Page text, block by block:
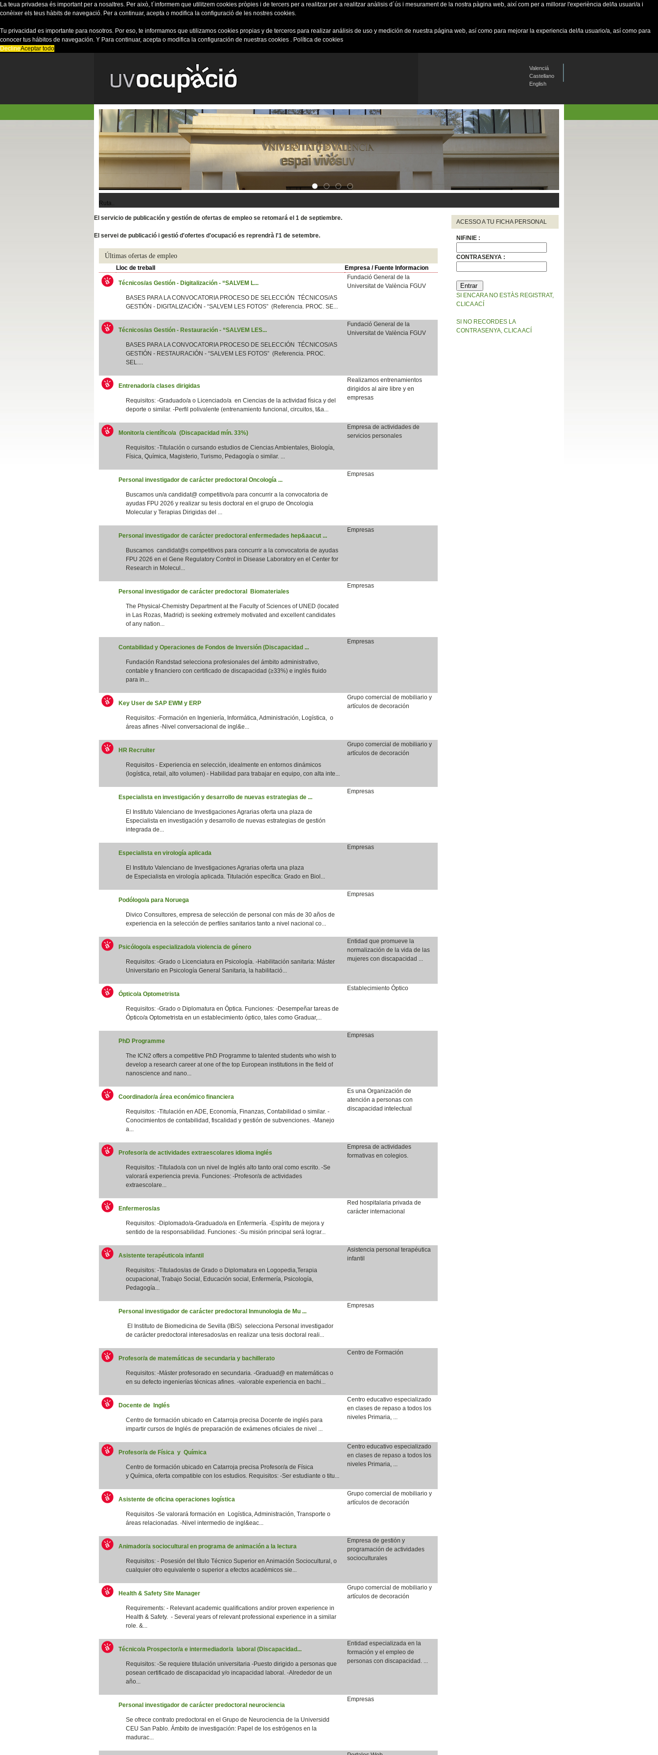
La teua privadesa és important per a nosaltres. Per això, t´informem que utilitzem cookies pròpies i de tercers per a realitzar per a realitzar anàlisis d´ús i mesurament de la nostra pàgina web, així com per a millorar l'experiència del/la usuari/a i
conèixer els teus hàbits de navegació. Per a continuar, acepta o modifica la configuració de les nostres cookies.
Tu privacidad es importante para nosotros. Por eso, te informamos que utilizamos cookies propias y de terceros para realizar análisis de uso y medición de nuestra página web, así como para mejorar la experiencia del/la usuario/a, así como para
conocer tus hábitos de navegación. Y Para continuar, acepta o modifica la configuración de nuestras cookies . Política de cookies
DeclineAceptar todo
Valenciá
Castellano
English
Ruta..
ACESSO A TU FICHA PERSONAL
NIF/NIE :
CONTRASENYA :
SI ENCARA NO ESTÀS REGISTRAT,
CLICA ACÍ
SI NO RECORDES LA
CONTRASENYA, CLICA ACÍ
El servicio de publicación y gestión de ofertas de empleo se retomará el 1 de septiembre.
El servei de publicació i gestió d'ofertes d'ocupació es reprendrà l'1 de setembre.
Últimas ofertas de empleo
Lloc de treball Empresa / Fuente Informacion
Técnicos/as Gestión - Digitalización - “SALVEM L...
BASES PARA LA CONVOCATORIA PROCESO DE SELECCIÓN TÉCNICOS/AS
GESTIÓN - DIGITALIZACIÓN - “SALVEM LES FOTOS” (Referencia. PROC. SE...
Fundació General de la
Universitat de València FGUV
Técnicos/as Gestión - Restauración - “SALVEM LES...
BASES PARA LA CONVOCATORIA PROCESO DE SELECCIÓN TÉCNICOS/AS
GESTIÓN - RESTAURACIÓN - “SALVEM LES FOTOS” (Referencia. PROC.
SEL....
Fundació General de la
Universitat de València FGUV
Entrenador/a clases dirigidas
Requisitos: -Graduado/a o Licenciado/a en Ciencias de la actividad física y del
deporte o similar. -Perfil polivalente (entrenamiento funcional, circuitos, t&a...
Realizamos entrenamientos
dirigidos al aire libre y en
empresas
Monitor/a científico/a (Discapacidad mín. 33%)
Requisitos: -Titulación o cursando estudios de Ciencias Ambientales, Biología,
Física, Química, Magisterio, Turismo, Pedagogía o similar. ...
Empresa de actividades de
servicios personales
Personal investigador de carácter predoctoral Oncología ...
Buscamos un/a candidat@ competitivo/a para concurrir a la convocatoria de
ayudas FPU 2026 y realizar su tesis doctoral en el grupo de Oncologia
Molecular y Terapias Dirigidas del ...
Empresas
Personal investigador de carácter predoctoral enfermedades hep&aacut ...
Buscamos candidat@s competitivos para concurrir a la convocatoria de ayudas
FPU 2026 en el Gene Regulatory Control in Disease Laboratory en el Center for
Research in Molecul...
Empresas
Personal investigador de carácter predoctoral Biomateriales
The Physical-Chemistry Department at the Faculty of Sciences of UNED (located
in Las Rozas, Madrid) is seeking extremely motivated and excellent candidates
of any nation...
Empresas
Contabilidad y Operaciones de Fondos de Inversión (Discapacidad ...
Fundación Randstad selecciona profesionales del ámbito administrativo,
contable y financiero con certificado de discapacidad (≥33%) e inglés fluido
para in...
Empresas
Key User de SAP EWM y ERP
Requisitos: -Formación en Ingeniería, Informática, Administración, Logística, o
áreas afines -Nivel conversacional de ingl&e...
Grupo comercial de mobiliario y
artículos de decoración
HR Recruiter
Requisitos - Experiencia en selección, idealmente en entornos dinámicos
(logística, retail, alto volumen) - Habilidad para trabajar en equipo, con alta inte...
Grupo comercial de mobiliario y
artículos de decoración
Especialista en investigación y desarrollo de nuevas estrategias de ...
El Instituto Valenciano de Investigaciones Agrarias oferta una plaza de
Especialista en investigación y desarrollo de nuevas estrategias de gestión
integrada de...
Empresas
Especialista en virología aplicada
El Instituto Valenciano de Investigaciones Agrarias oferta una plaza
de Especialista en virología aplicada. Titulación específica: Grado en Biol...
Empresas
Podólogo/a para Noruega
Divico Consultores, empresa de selección de personal con más de 30 años de
experiencia en la selección de perfiles sanitarios tanto a nivel nacional co...
Empresas
Psicólogo/a especializado/a violencia de género
Requisitos: -Grado o Licenciatura en Psicología. -Habilitación sanitaria: Máster
Universitario en Psicología General Sanitaria, la habilitació...
Entidad que promueve la
normalización de la vida de las
mujeres con discapacidad ...
Óptico/a Optometrista
Requisitos: -Grado o Diplomatura en Óptica. Funciones: -Desempeñar tareas de
Óptico/a Optometrista en un establecimiento óptico, tales como Graduar,...
Establecimiento Óptico
PhD Programme
The ICN2 offers a competitive PhD Programme to talented students who wish to
develop a research career at one of the top European institutions in the field of
nanoscience and nano...
Empresas
Coordinador/a área económico financiera
Requisitos: -Titulación en ADE, Economía, Finanzas, Contabilidad o similar. -
Conocimientos de contabilidad, fiscalidad y gestión de subvenciones. -Manejo
a...
Es una Organización de
atención a personas con
discapacidad intelectual
Profesor/a de actividades extraescolares idioma inglés
Requisitos: -Titulado/a con un nivel de Inglés alto tanto oral como escrito. -Se
valorará experiencia previa. Funciones: -Profesor/a de actividades
extraescolare...
Empresa de actividades
formativas en colegios.
Enfermeros/as
Requisitos: -Diplomado/a-Graduado/a en Enfermería. -Espíritu de mejora y
sentido de la responsabilidad. Funciones: -Su misión principal será lograr...
Red hospitalaria privada de
carácter internacional
Asistente terapéutico/a infantil
Requisitos: -Titulados/as de Grado o Diplomatura en Logopedia,Terapia
ocupacional, Trabajo Social, Educación social, Enfermería, Psicología,
Pedagogía...
Asistencia personal terapéutica
infantil
Personal investigador de carácter predoctoral Inmunologia de Mu ...
El Instituto de Biomedicina de Sevilla (IBiS) selecciona Personal investigador
de carácter predoctoral interesados/as en realizar una tesis doctoral reali...
Empresas
Profesor/a de matemáticas de secundaria y bachillerato
Requisitos: -Máster profesorado en secundaria. -Graduad@ en matemáticas o
en su defecto ingenierías técnicas afines. -valorable experiencia en bachi...
Centro de Formación
Docente de Inglés
Centro de formación ubicado en Catarroja precisa Docente de inglés para
impartir cursos de Inglés de preparación de exámenes oficiales de nivel ...
Centro educativo especializado
en clases de repaso a todos los
niveles Primaria, ...
Profesor/a de Física y Química
Centro de formación ubicado en Catarroja precisa Profesor/a de Física
y Química, oferta compatible con los estudios. Requisitos: -Ser estudiante o titu...
Centro educativo especializado
en clases de repaso a todos los
niveles Primaria, ...
Asistente de oficina operaciones logística
Requisitos -Se valorará formación en Logística, Administración, Transporte o
áreas relacionadas. -Nivel intermedio de ingl&eac...
Grupo comercial de mobiliario y
artículos de decoración
Animador/a sociocultural en programa de animación a la lectura
Requisitos: - Posesión del título Técnico Superior en Animación Sociocultural, o
cualquier otro equivalente o superior a efectos académicos sie...
Empresa de gestión y
programación de actividades
socioculturales
Health & Safety Site Manager
Requirements: - Relevant academic qualifications and/or proven experience in
Health & Safety. - Several years of relevant professional experience in a similar
role. &...
Grupo comercial de mobiliario y
artículos de decoración
Técnico/a Prospector/a e intermediador/a laboral (Discapacidad...
Requisitos: -Se requiere titulación universitaria -Puesto dirigido a personas que
posean certificado de discapacidad y/o incapacidad laboral. -Alrededor de un
año...
Entidad especializada en la
formación y el empleo de
personas con discapacidad. ...
Personal investigador de carácter predoctoral neurociencia
Se ofrece contrato predoctoral en el Grupo de Neurociencia de la Universidd
CEU San Pablo. Ámbito de investigación: Papel de los estrógenos en la
madurac...
Empresas